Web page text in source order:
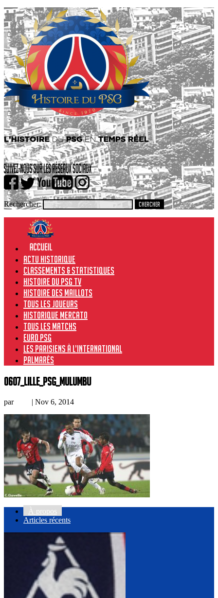
Rechercher:
Actu historique
Classements & Statistiques
Histoire du PSG TV
Histoire des maillots
Tous les joueurs
Historique Mercato
Tous les matchs
Euro PSG
Les Parisiens à l’international
Palmarès
0607_Lille_PSG_Mulumbu
par | Nov 6, 2014
À propos
Articles récents